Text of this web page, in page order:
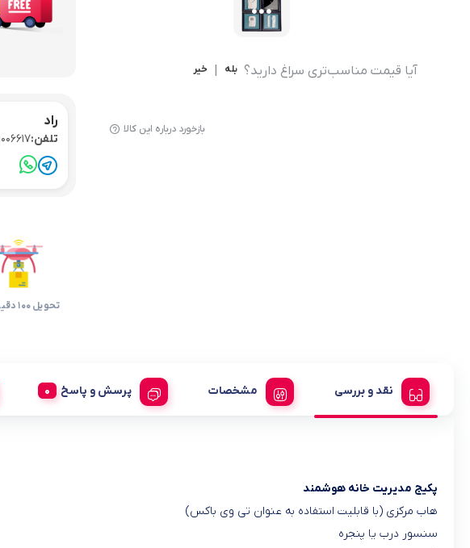
آیا قیمت مناسب‌تری سراغ دارید؟ بله خیر
بازخورد درباره این کالا
راد
تلفن:
تحویل 100 دقیقه ای
نقد و بررسی مشخصات پرسش و پاسخ
پکیج مدیریت خانه هوشمند
هاب مرکزی (با قابلیت استفاده به عنوان تی وی باکس)
سنسور درب یا پنجره